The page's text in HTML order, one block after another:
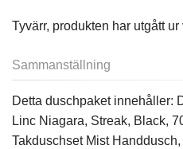
Tyvärr, produkten har utgått
Sammanställning
Detta duschpaket innehåller:
Linc Niagara, Streak, Black,
Takduschset Mist Handdusch,